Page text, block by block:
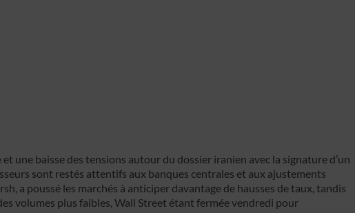
une baisse des tensions autour du dossier iranien avec la signature d’un
sont restés attentifs aux banques centrales et aux ajustements
a poussé les marchés à anticiper davantage de hausses de taux, tandis
volumes plus faibles, Wall Street étant fermée vendredi pour